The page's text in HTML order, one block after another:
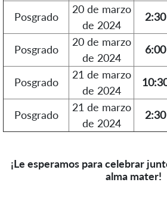
Posgrado
20 de marzo
de 2024
Posgrado
20 de marzo
de 2024
Posgrado
21 de marzo
de 2024
Posgrado
21 de marzo
de 2024
¡Le esperamos para celebrar
alma mater!